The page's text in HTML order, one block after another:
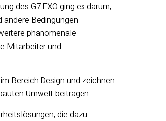
des G7 EXO ging es darum,
Bedingungen
phänomenale
Mitarbeiter und
Bereich Design und zeichnen
Umwelt beitragen.
die dazu